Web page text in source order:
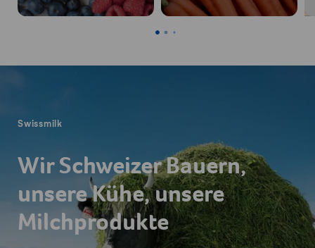
Swissmilk
Wir Schweizer Bauern,
unsere Kühe, unsere
Milchprodukte